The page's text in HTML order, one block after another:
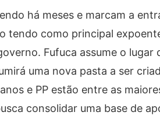
há meses e marcam a
tendo como principal
Fufuca assume o
uma nova pasta a ser
e PP estão entre as
consolidar uma base de